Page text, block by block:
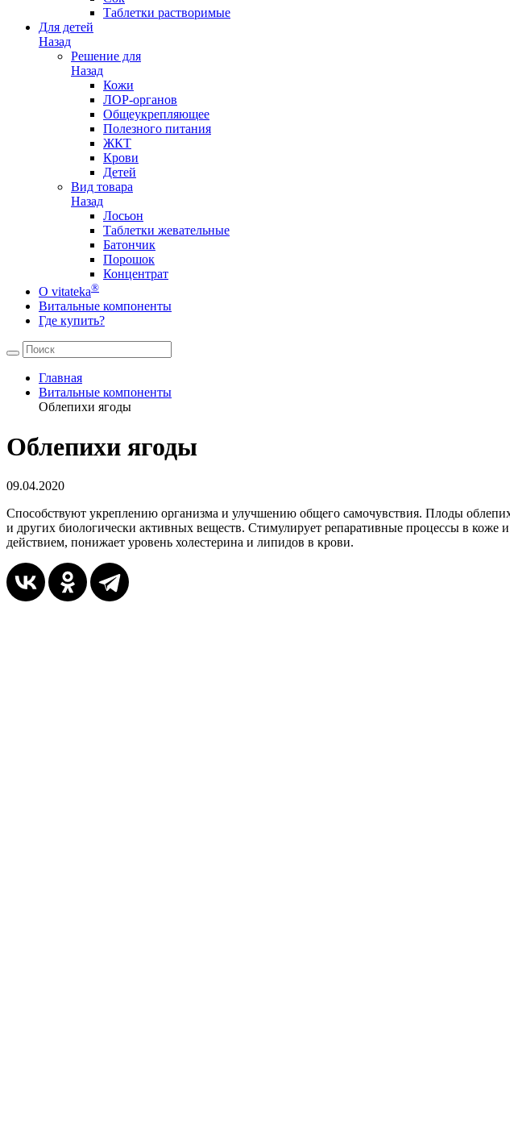
Таблетки растворимые
Для детей
Назад
Решение для
Назад
Кожи
ЛОР-органов
Общеукрепляющее
Полезного питания
ЖКТ
Крови
Детей
Вид товара
Назад
Лосьон
Таблетки жевательные
Батончик
Порошок
Концентрат
О vitateka®
Витальные компоненты
Где купить?
Главная
Витальные компоненты
Облепихи ягоды
Облепихи ягоды
09.04.2020
Способствуют укреплению организма и улучшению общего самочувствия. Плоды
и других биологически активных веществ. Стимулирует репаративные процессы в
действием, понижает уровень холестерина и липидов в крови.